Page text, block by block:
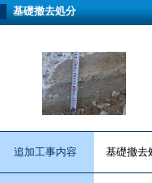
基礎撤去処分
追加工事内容 基礎撤去